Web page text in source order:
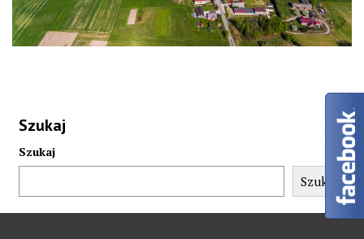
Szukaj
Szukaj
Szukaj